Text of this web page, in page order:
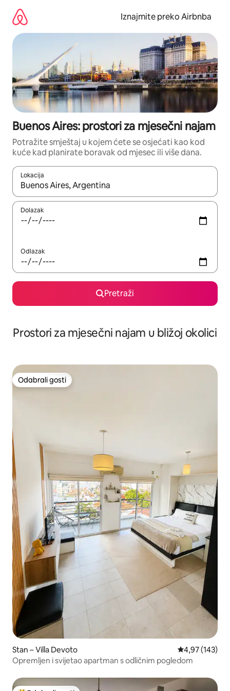
sadržaj
Iznajmite preko Airbnba
Buenos Aires: prostori za mjesečni najam
Potražite smještaj u kojem ćete se osjećati kao kod
kuće kad planirate boravak od mjesec ili više dana.
Lokacija
Kada budu dostupni rezultati, moći ćete ih pregledati
Dolazak
Odlazak
Pretraži
Prostori za mjesečni najam u bližoj okolici
Odabrali gosti
Odabrali gosti
Stan – Villa Devoto Prosječna
4,97 (143)
Opremljen i svijetao apartman s odličnim pogledom